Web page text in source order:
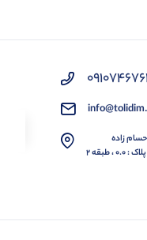
زاده
2